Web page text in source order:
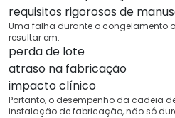
requisitos rigorosos de
Uma falha durante o congelamento
resultar em:
perda de lote
atraso na fabricação
impacto clínico
Portanto, o desempenho da cadeia
instalação de fabricação, não só